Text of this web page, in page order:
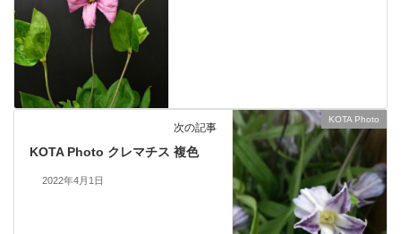
KOTA Photo
次の記事
KOTA Photo クレマチス 複色
2022年4月1日